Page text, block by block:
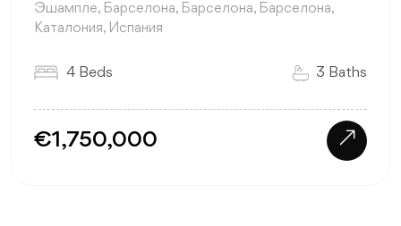
Эшампле, Барселона, Барселона, Барселона,
Каталония, Испания
4 Beds 3 Baths
€1,750,000